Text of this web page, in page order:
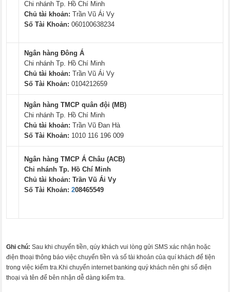
Chi nhánh Tp. Hồ Chí Minh
Chủ tài khoản: Trần Vũ Ái Vy
Số Tài Khoản: 060100638234
Ngân hàng Đông Á
Chi nhánh Tp. Hồ Chí Minh
Chủ tài khoản: Trần Vũ Ái Vy
Số Tài Khoản: 0104212659
Ngân hàng TMCP quân đội (MB)
Chi nhánh Tp. Hồ Chí Minh
Chủ tài khoản: Trần Vũ Đan Hà
Số Tài Khoản: 1010 116 196 009
Ngân hàng TMCP Á Châu (ACB)
Chi nhánh Tp. Hồ Chí Minh
Chủ tài khoản: Trần Vũ Ái Vy
Số Tài Khoản: 208465549
Ghi chú: Sau khi chuyển tiền, qúy khách vui lòng gửi SMS xác nhận hoặc
điện thoại thông báo việc chuyển tiền và số tài khoản của quí khách để tiện
trong việc kiểm tra.Khi chuyển internet banking quý khách nên ghi số điện
thoại và tên để bên nhận dễ dàng kiểm tra.